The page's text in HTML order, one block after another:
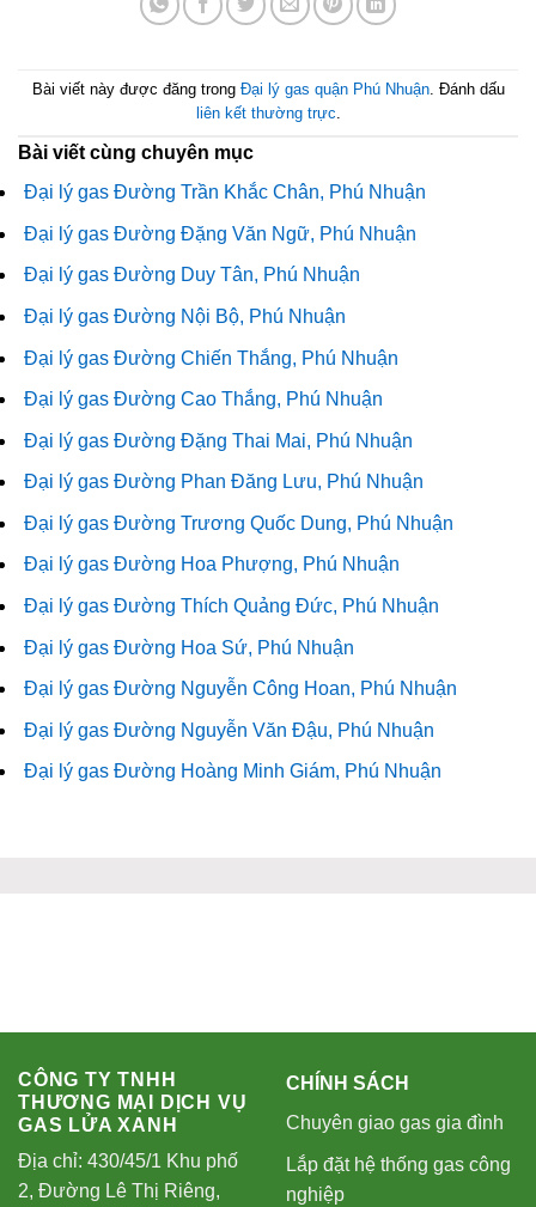
Bài viết này được đăng trong Đại lý gas quận Phú Nhuận. Đánh dấu
liên kết thường trực.
Bài viết cùng chuyên mục
Đại lý gas Đường Trần Khắc Chân, Phú Nhuận
Đại lý gas Đường Đặng Văn Ngữ, Phú Nhuận
Đại lý gas Đường Duy Tân, Phú Nhuận
Đại lý gas Đường Nội Bộ, Phú Nhuận
Đại lý gas Đường Chiến Thắng, Phú Nhuận
Đại lý gas Đường Cao Thắng, Phú Nhuận
Đại lý gas Đường Đặng Thai Mai, Phú Nhuận
Đại lý gas Đường Phan Đăng Lưu, Phú Nhuận
Đại lý gas Đường Trương Quốc Dung, Phú Nhuận
Đại lý gas Đường Hoa Phượng, Phú Nhuận
Đại lý gas Đường Thích Quảng Đức, Phú Nhuận
Đại lý gas Đường Hoa Sứ, Phú Nhuận
Đại lý gas Đường Nguyễn Công Hoan, Phú Nhuận
Đại lý gas Đường Nguyễn Văn Đậu, Phú Nhuận
Đại lý gas Đường Hoàng Minh Giám, Phú Nhuận
CÔNG TY TNHH
THƯƠNG MẠI DỊCH VỤ
GAS LỬA XANH
Địa chỉ: 430/45/1 Khu phố
2, Đường Lê Thị Riêng,
CHÍNH SÁCH
Chuyên giao gas gia đình
Lắp đặt hệ thống gas công
nghiệp